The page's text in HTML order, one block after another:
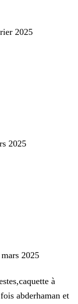
2025
2025
2025
à
abderhaman et